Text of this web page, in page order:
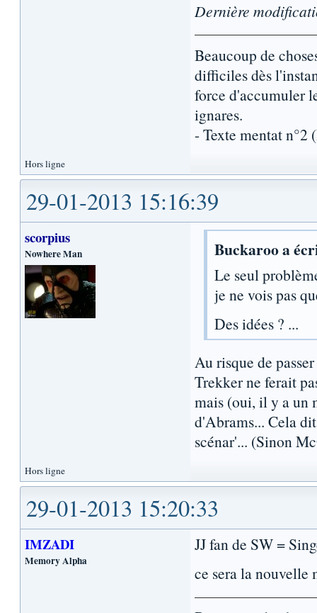
Dernière
Beaucoup de
difficiles dès
force d'accumuler
ignares.
- Texte mentat n°2
Hors ligne
29-01-2013 15:16:39
scorpius
Nowhere Man Buckaroo a
Le seul
je ne vois pas
Des idées ? ...
Au risque de
Trekker ne ferait
mais (oui, il y a un
d'Abrams... Cela
scénar'... (Sinon
Hors ligne
29-01-2013 15:20:33
IMZADI
Memory Alpha
JJ fan de SW =
ce sera la nouvelle